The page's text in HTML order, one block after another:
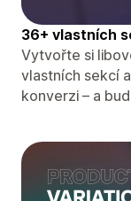
36+ vlastních
Vytvořte si
vlastních sekcí
konverzi – a